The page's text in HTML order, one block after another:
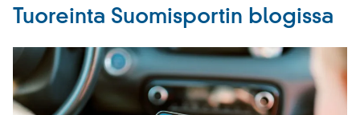
Tuoreinta Suomisportin blogissa